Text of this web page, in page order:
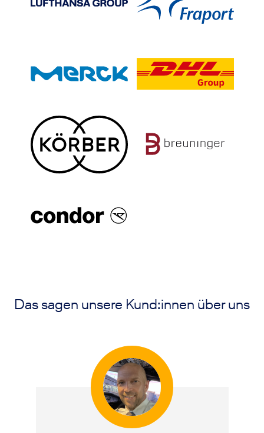
Das sagen unsere Kund:innen über uns